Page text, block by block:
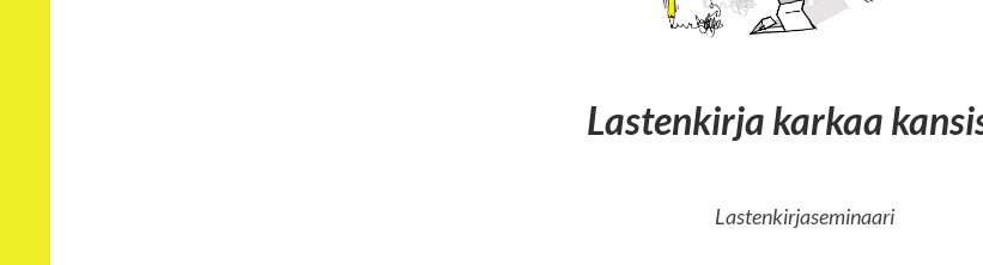
Lastenkirja karkaa
Lastenkirjaseminaari